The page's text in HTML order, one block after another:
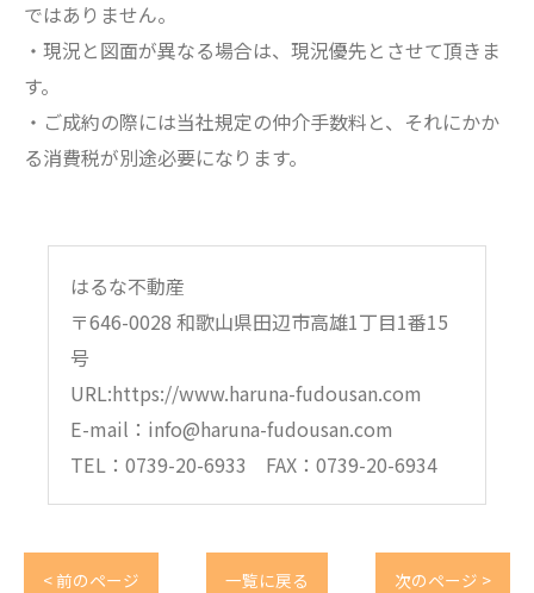
ではありません。
・現況と図面が異なる場合は、現況優先とさせて頂きま
す。
・ご成約の際には当社規定の仲介手数料と、それにかか
る消費税が別途必要になります。
はるな不動産
〒646-0028 和歌山県田辺市高雄1丁目1番15
号
URL:https://www.haruna-fudousan.com
E-mail：info@haruna-fudousan.com
TEL：0739-20-6933 FAX：0739-20-6934
< 前のページ 一覧に戻る 次のページ >